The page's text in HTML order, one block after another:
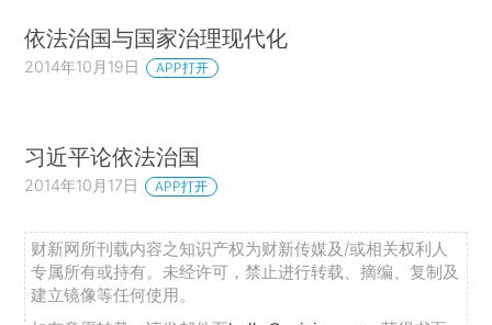
依法治国与国家治理现代化
2014年10月19日 APP打开
习近平论依法治国
2014年10月17日 APP打开
财新网所刊载内容之知识产权为财新传媒及/或相关权利人
专属所有或持有。未经许可，禁止进行转载、摘编、复制及
建立镜像等任何使用。